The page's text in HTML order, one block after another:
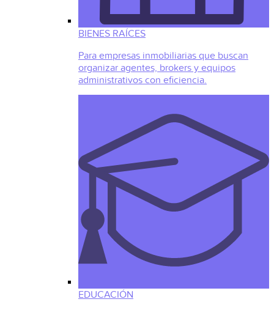
BIENES RAÍCES
Para empresas inmobiliarias que buscan
organizar agentes, brokers y equipos
administrativos con eficiencia.
EDUCACIÓN